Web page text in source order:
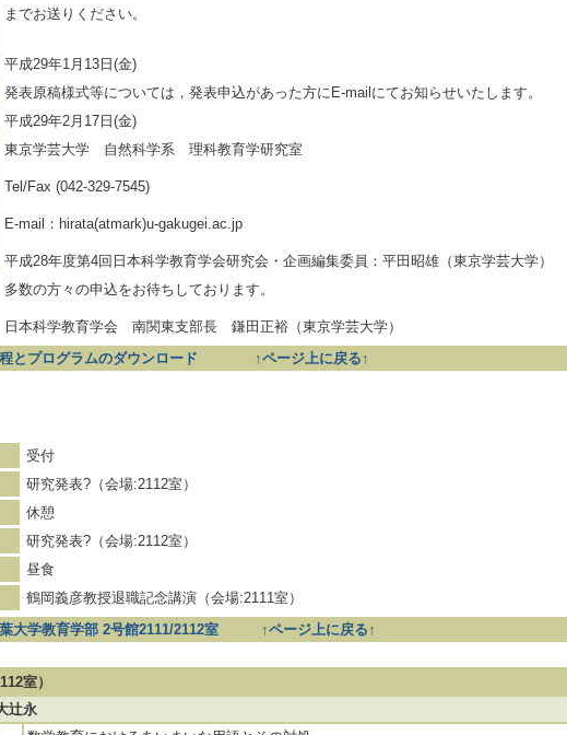
までお送りください。
平成29年1月13日(金)
発表原稿様式等については，発表申込があった方にE-mailにてお知らせいたします。
平成29年2月17日(金)
東京学芸大学 自然科学系 理科教育学研究室
Tel/Fax (042-329-7545)
E-mail：hirata(atmark)u-gakugei.ac.jp
平成28年度第4回日本科学教育学会研究会・企画編集委員：平田昭雄（東京学芸大学）
多数の方々の申込をお待ちしております。
日本科学教育学会 南関東支部長 鎌田正裕（東京学芸大学）
プログラムのダウンロード ↑ページ上に戻る↑
受付
研究発表?（会場:2112室）
休憩
研究発表?（会場:2112室）
昼食
鶴岡義彦教授退職記念講演（会場:2111室）
大学教育学部 2号館2111/2112室
↑ページ上に戻る↑
室）
辻永